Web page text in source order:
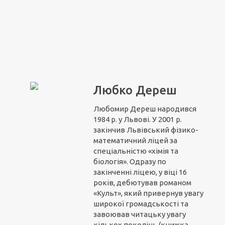
Любко Дереш
Любомир Дереш народився
1984 р. у Львові. У 2001 р.
закінчив Львівський фізико-
математичний ліцей за
спеціальністю «хімія та
біологія». Одразу по
закінченні ліцею, у віці 16
років, дебютував романом
«Культ», який привернув увагу
широкої громадськості та
завоював читацьку увагу